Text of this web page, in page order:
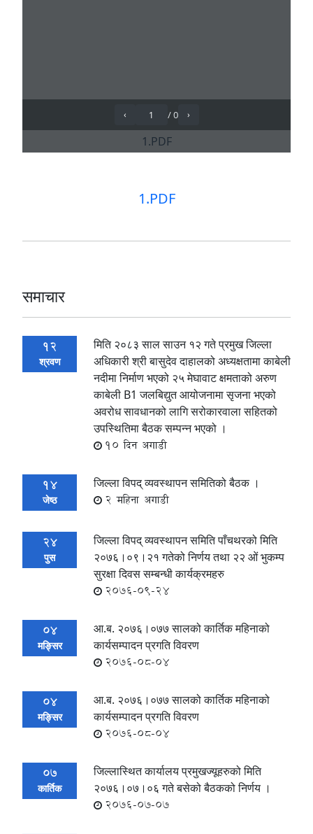
1.PDF
समाचार
12
श्रवण
मिति २०८३ साल साउन १२ गते प्रमुख जिल्ला
अधिकारी श्री बासुदेव दाहालको अध्यक्षतामा काबेली
नदीमा निर्माण भएको २५ मेघावाट क्षमताको अरुण
काबेली B1 जलबिद्युत आयोजनामा सृजना भएको
अवरोध सावधानको लागि सरोकारवाला सहितको
उपस्थितिमा बैठक सम्पन्न भएको ।
10 दिन अगाडी
14
जेष्ठ
जिल्ला विपद् व्यवस्थापन समितिको बैठक ।
2 महिना अगाडी
24
पुस
जिल्ला विपद् व्यवस्थापन समिति पाँचथरको मिति
२०७६।०९।२१ गतेको निर्णय तथा २२ ओं भुकम्प
सुरक्षा दिवस सम्बन्धी कार्यक्रमहरु
2076-09-24
04
मङ्सिर
आ.ब. २०७६।०७७ सालको कार्तिक महिनाको
कार्यसम्पादन प्रगति विवरण
2076-08-04
04
मङ्सिर
आ.ब. २०७६।०७७ सालको कार्तिक महिनाको
कार्यसम्पादन प्रगति विवरण
2076-08-04
07
कार्तिक
जिल्लास्थित कार्यालय प्रमुखज्यूहरुको मिति
२०७६।०७।०६ गते बसेको बैठकको निर्णय ।
2076-07-07